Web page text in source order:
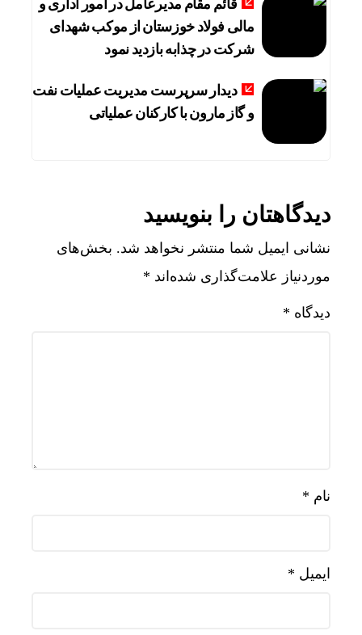
قائم مقام مدیرعامل در امور اداری و
مالی فولاد خوزستان از موکب شهدای
شرکت در چذابه بازدید نمود
دیدار سرپرست مدیریت عملیات نفت
و گاز مارون با کارکنان عملیاتی
دیدگاهتان را بنویسید
نشانی ایمیل شما منتشر نخواهد شد. بخش‌های
موردنیاز علامت‌گذاری شده‌اند *
دیدگاه *
نام *
ایمیل *